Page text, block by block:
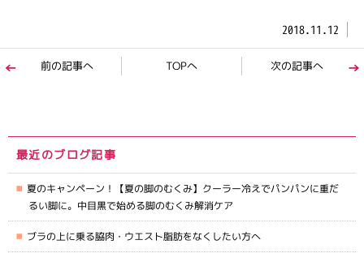
2018.11.12
前の記事へ TOPへ 次の記事へ
最近のブログ記事
夏のキャンペーン！【夏の脚のむくみ】クーラー冷えでパンパンに重だ
るい脚に。中目黒で始める脚のむくみ解消ケア
ブラの上に乗る脇肉・ウエスト脂肪をなくしたい方へ